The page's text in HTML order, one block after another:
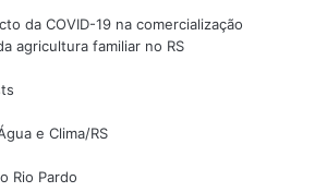
da COVID-19 na comercialização
agricultura familiar no RS
e Clima/RS
Rio Pardo